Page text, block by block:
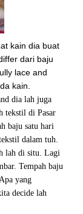
kain dia buat
dari baju
lace and
kain.
dia lah juga
tekstil di Pasar
baju satu hari
dalam tuh.
lah di situ. Lagi
Tempah baju
yang
decide lah